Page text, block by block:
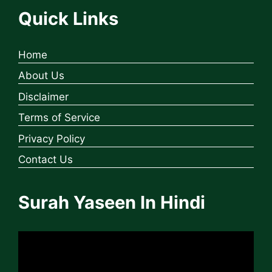
Quick Links
Home
About Us
Disclaimer
Terms of Service
Privacy Policy
Contact Us
Surah Yaseen In Hindi